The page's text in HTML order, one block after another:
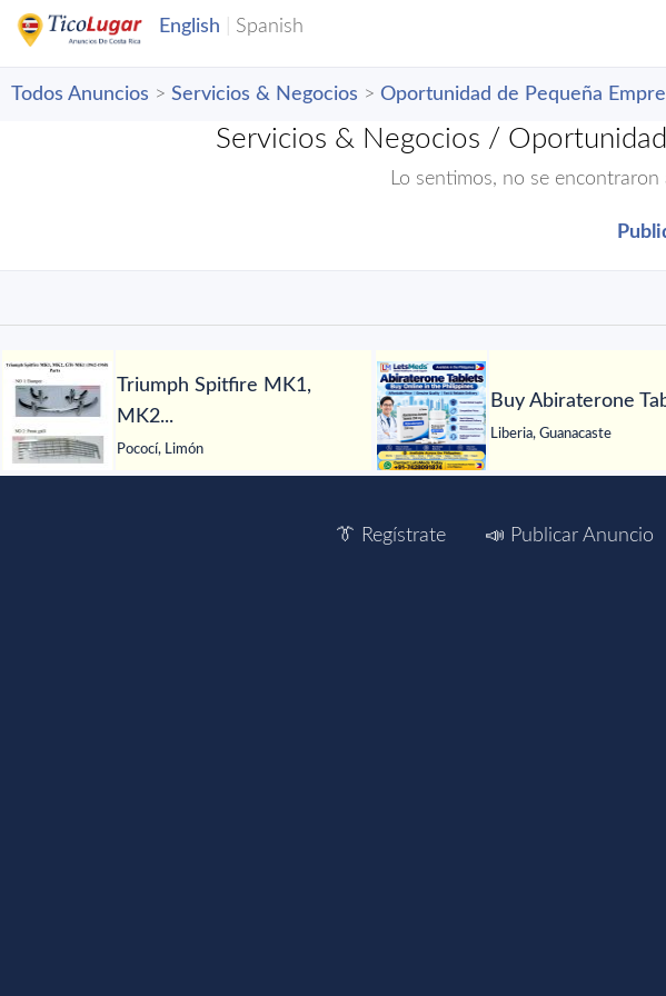
Todos Anuncios > Servicios & Negocios > Oportunidad de Pequeña
Servicios & Negocios /
Lo sentimos, no se
Triumph Spitfire MK1,
MK2...
Pococí, Limón
Buy Abiraterone
Liberia, Guanacaste
👔 Regístrate 📣 Publicar Anuncio